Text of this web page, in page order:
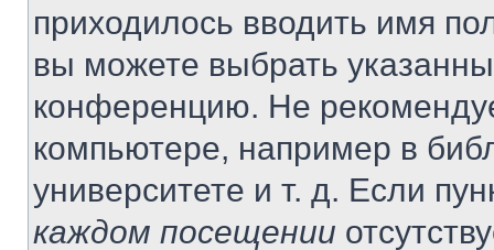
приходилось вводить имя
вы можете выбрать
конференцию. Не
компьютере, например в
университете и т. д. Если
каждом посещении